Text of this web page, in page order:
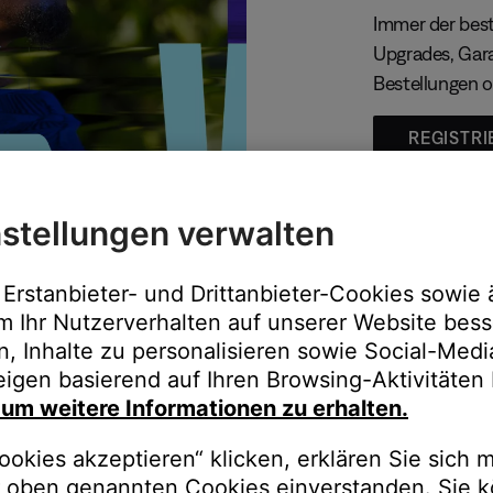
Immer der
Upgrades,
Bestellungen
Sie gegen besseren
verwalten
und Drittanbieter-Cookies sowie
Ihr Nutzerverhalten auf unserer Website
Inhalte zu personalisieren sowie Social-
basierend auf Ihren Browsing-Aktivitäten
weitere Informationen zu erhalten.
akzeptieren“ klicken, erklären Sie sich
genannten Cookies einverstanden. Sie